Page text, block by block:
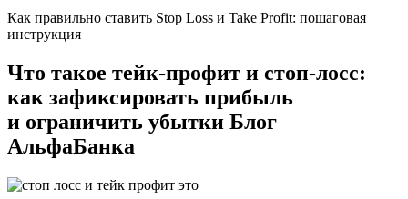
Как правильно ставить Stop Loss и Take Profit: пошаговая
инструкция
Что такое тейк-профит и стоп-лосс:
как зафиксировать прибыль
и ограничить убытки Блог ️
АльфаБанка